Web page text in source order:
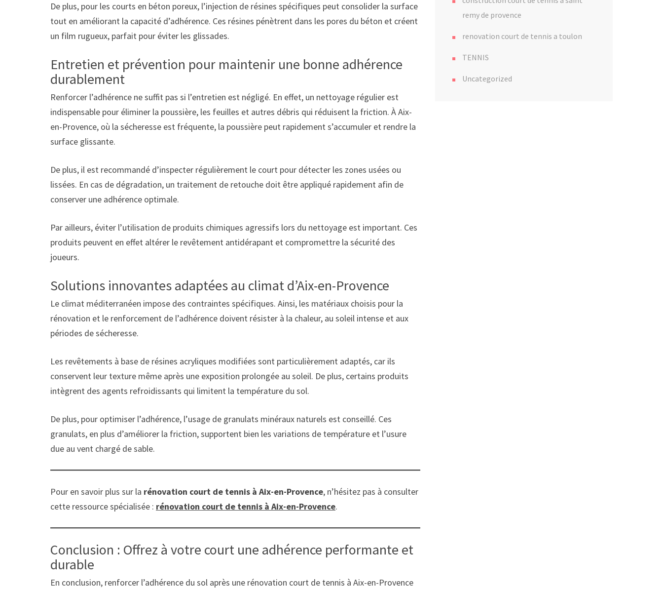
De plus, pour les courts en béton poreux, l’injection de résines spécifiques peut consolider la surface
tout en améliorant la capacité d’adhérence. Ces résines pénètrent dans les pores du béton et créent
un film rugueux, parfait pour éviter les glissades.
Entretien et prévention pour maintenir une bonne adhérence
durablement
Renforcer l’adhérence ne suffit pas si l’entretien est négligé. En effet, un nettoyage régulier est
indispensable pour éliminer la poussière, les feuilles et autres débris qui réduisent la friction. À Aix-
en-Provence, où la sécheresse est fréquente, la poussière peut rapidement s’accumuler et rendre la
surface glissante.
De plus, il est recommandé d’inspecter régulièrement le court pour détecter les zones usées ou
lissées. En cas de dégradation, un traitement de retouche doit être appliqué rapidement afin de
conserver une adhérence optimale.
Par ailleurs, éviter l’utilisation de produits chimiques agressifs lors du nettoyage est important. Ces
produits peuvent en effet altérer le revêtement antidérapant et compromettre la sécurité des
joueurs.
Solutions innovantes adaptées au climat d’Aix-en-Provence
Le climat méditerranéen impose des contraintes spécifiques. Ainsi, les matériaux choisis pour la
rénovation et le renforcement de l’adhérence doivent résister à la chaleur, au soleil intense et aux
périodes de sécheresse.
Les revêtements à base de résines acryliques modifiées sont particulièrement adaptés, car ils
conservent leur texture même après une exposition prolongée au soleil. De plus, certains produits
intègrent des agents refroidissants qui limitent la température du sol.
De plus, pour optimiser l’adhérence, l’usage de granulats minéraux naturels est conseillé. Ces
granulats, en plus d’améliorer la friction, supportent bien les variations de température et l’usure
due au vent chargé de sable.
Pour en savoir plus sur la rénovation court de tennis à Aix-en-Provence, n’hésitez pas à consulter
cette ressource spécialisée : rénovation court de tennis à Aix-en-Provence.
Conclusion : Offrez à votre court une adhérence performante et
durable
En conclusion, renforcer l’adhérence du sol après une rénovation court de tennis à Aix-en-Provence
remy de provence
renovation court de tennis a toulon
TENNIS
Uncategorized